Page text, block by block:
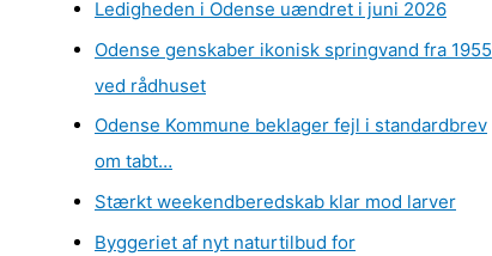
Ledigheden i Odense uændret i juni 2026
Odense genskaber ikonisk springvand fra 1955
ved rådhuset
Odense Kommune beklager fejl i standardbrev
om tabt…
Stærkt weekendberedskab klar mod larver
Byggeriet af nyt naturtilbud for